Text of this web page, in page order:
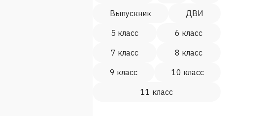
Выпускник
ДВИ
5 класс
6 класс
7 класс
8 класс
9 класс
10 класс
11 класс